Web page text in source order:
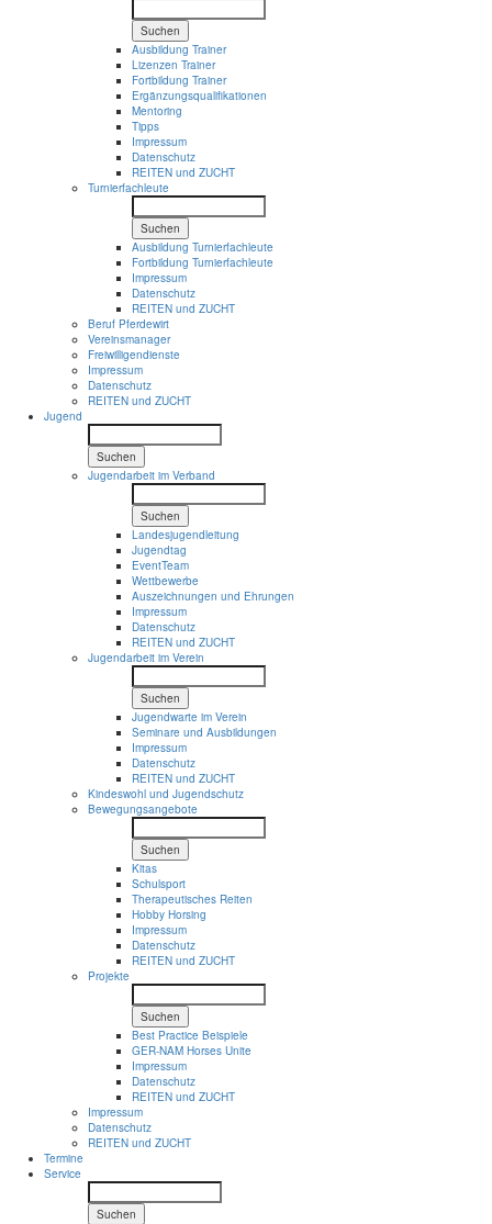
Suchen
Ausbildung Trainer
Lizenzen Trainer
Fortbildung Trainer
Ergänzungsqualifikationen
Mentoring
Tipps
Impressum
Datenschutz
REITEN und ZUCHT
Turnierfachleute
Suchen
Ausbildung Turnierfachleute
Fortbildung Turnierfachleute
Impressum
Datenschutz
REITEN und ZUCHT
Beruf Pferdewirt
Vereinsmanager
Freiwilligendienste
Impressum
Datenschutz
REITEN und ZUCHT
Jugend
Suchen
Jugendarbeit im Verband
Suchen
Landesjugendleitung
Jugendtag
EventTeam
Wettbewerbe
Auszeichnungen und Ehrungen
Impressum
Datenschutz
REITEN und ZUCHT
Jugendarbeit im Verein
Suchen
Jugendwarte im Verein
Seminare und Ausbildungen
Impressum
Datenschutz
REITEN und ZUCHT
Kindeswohl und Jugendschutz
Bewegungsangebote
Suchen
Kitas
Schulsport
Therapeutisches Reiten
Hobby Horsing
Impressum
Datenschutz
REITEN und ZUCHT
Projekte
Suchen
Best Practice Beispiele
GER-NAM Horses Unite
Impressum
Datenschutz
REITEN und ZUCHT
Impressum
Datenschutz
REITEN und ZUCHT
Termine
Service
Suchen